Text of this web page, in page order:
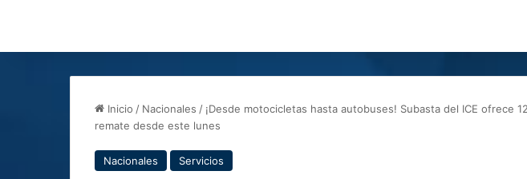
Inicio / Nacionales / ¡Desde motocicletas hasta autobuses! Subasta del ICE ofrece
remate desde este lunes
Nacionales Servicios